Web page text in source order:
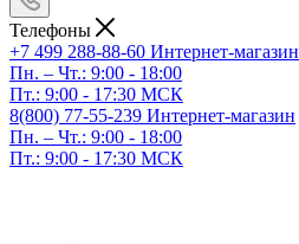
Телефоны
+7 499 288-88-60 Интернет-магазин
Пн. – Чт.: 9:00 - 18:00
Пт.: 9:00 - 17:30 МСК
8(800) 77-55-239 Интернет-магазин
Пн. – Чт.: 9:00 - 18:00
Пт.: 9:00 - 17:30 МСК